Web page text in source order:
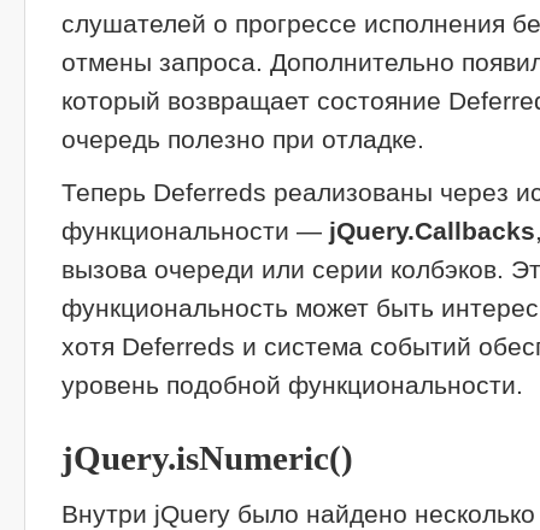
слушателей о прогрессе исполнения
отмены запроса. Дополнительно
который возвращает состояние
очередь полезно при отладке.
Теперь Deferreds реализованы через
функциональности — jQuery.Callbacks
вызова очереди или серии колбэков.
функциональность может быть
хотя Deferreds и система событий
уровень подобной функциональности.
jQuery.isNumeric()
Внутри jQuery было найдено несколько